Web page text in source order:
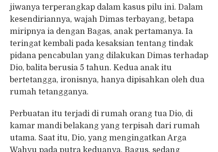
jiwanya terperangkap dalam kasus pilu ini. Dalam
kesendiriannya, wajah Dimas terbayang, betapa
miripnya ia dengan Bagas, anak pertamanya. Ia
teringat kembali pada kesaksian tentang tindak
pidana pencabulan yang dilakukan Dimas terhadap
Dio, balita berusia 5 tahun. Kedua anak itu
bertetangga, ironisnya, hanya dipisahkan oleh dua
rumah tetangganya.
Perbuatan itu terjadi di rumah orang tua Dio, di
kamar mandi belakang yang terpisah dari rumah
utama. Saat itu, Dio, yang mengingatkan Arga